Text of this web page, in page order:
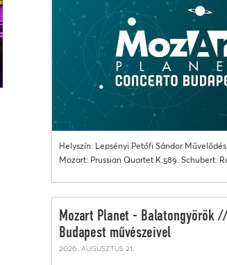
Helyszín: Lepsényi Petőfi Sándor
Mozart: Prussian Quartet K.589. Schubert:
Mozart Planet - Balatongyörök
Budapest művészeivel
2026. augusztus 21.